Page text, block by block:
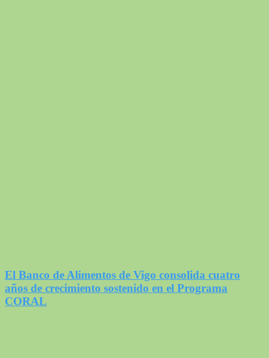
El Banco de Alimentos de Vigo consolida cuatro
años de crecimiento sostenido en el Programa
CORAL